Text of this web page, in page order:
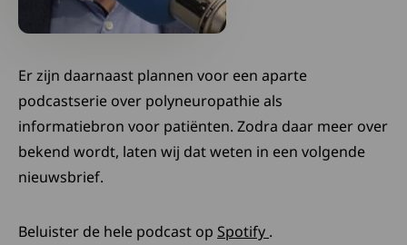
Er zijn daarnaast plannen voor een aparte
podcastserie over polyneuropathie als
informatiebron voor patiënten. Zodra daar meer over
bekend wordt, laten wij dat weten in een volgende
nieuwsbrief.
Beluister de hele podcast op Spotify Deze link opent in
.